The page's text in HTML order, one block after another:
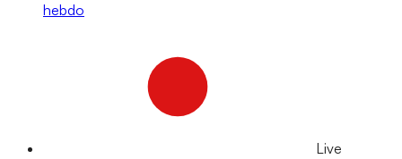
hebdo
Live